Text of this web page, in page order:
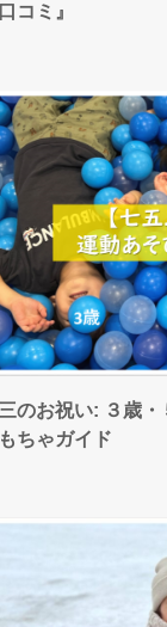
コミ』
のお祝い: ３歳
ちゃガイド